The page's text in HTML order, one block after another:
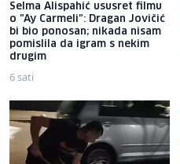
Selma Alispahić ususret filmu
o "Ay Carmeli": Dragan Jovičić
bi bio ponosan; nikada nisam
pomislila da igram s nekim
drugim
6 sati